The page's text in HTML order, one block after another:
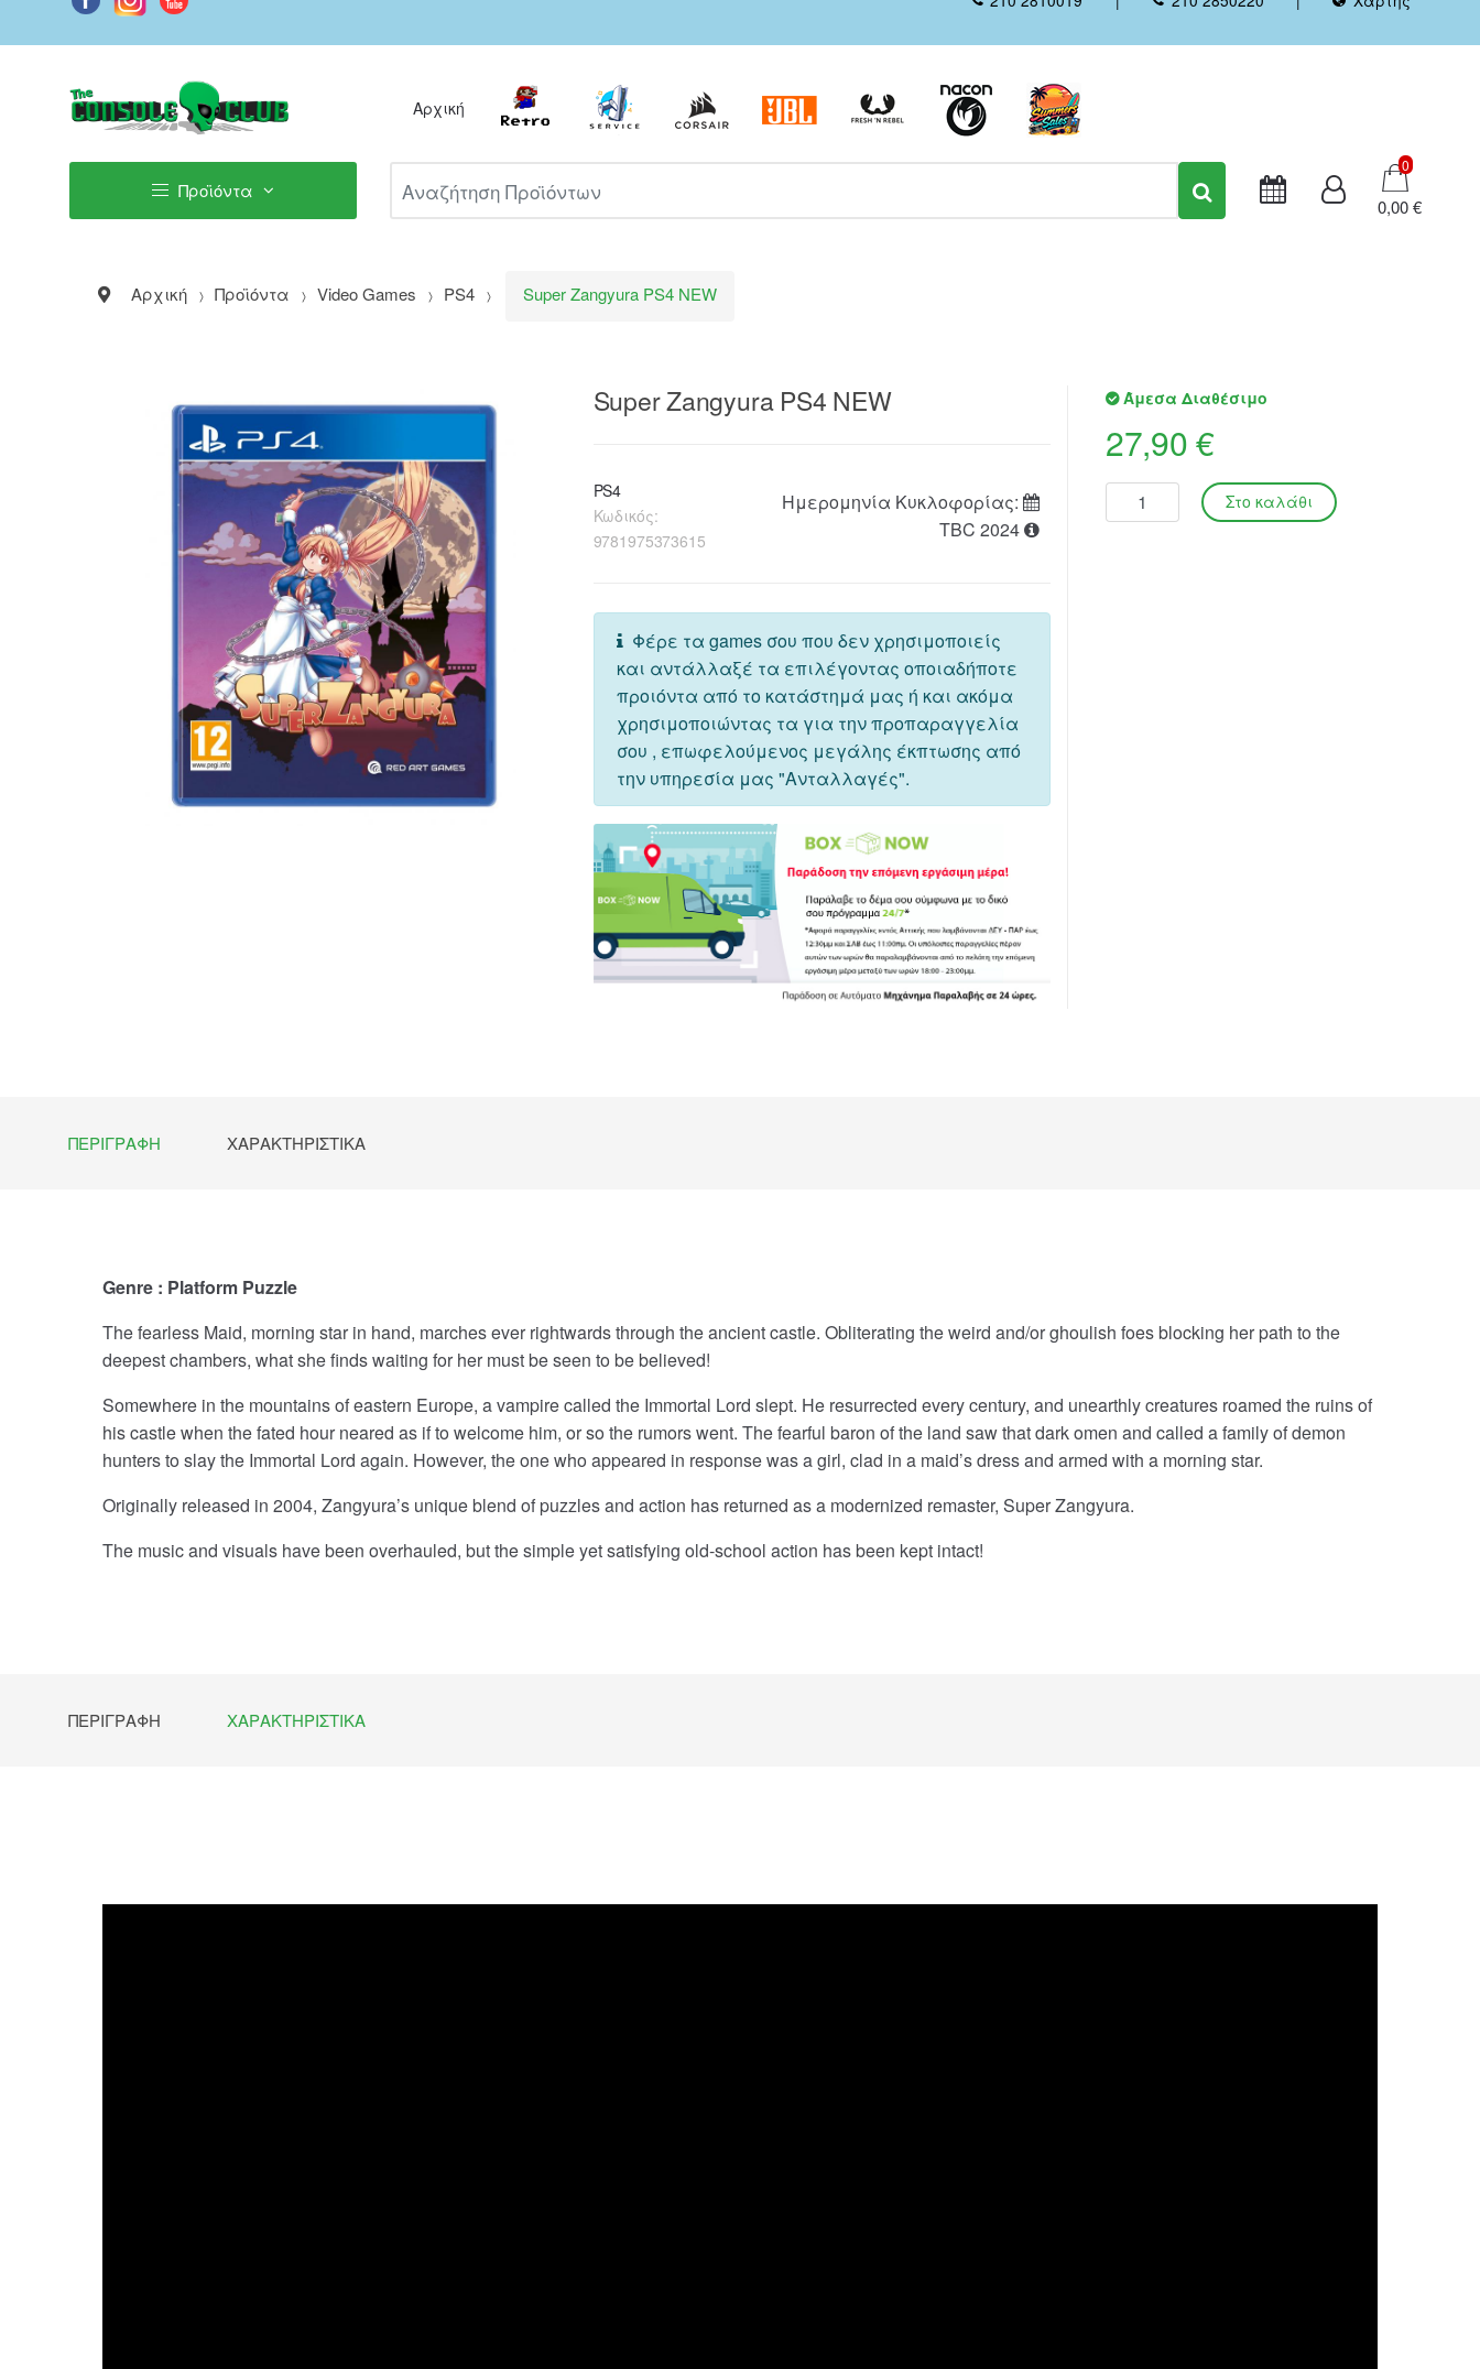
Αρχική
Προϊόντα
Καλάθι
0
0,00 €
Αρχική Προϊόντα Video Games PS4 Super Zangyura PS4 NEW
Super Zangyura PS4 NEW
PS4
Κωδικός:
9781975373615
Ημερομηνία Κυκλοφορίας:
TBC 2024
Φέρε τα games σου που δεν χρησιμοποιείς
και αντάλλαξέ τα επιλέγοντας οποιαδήποτε
προιόντα από το κατάστημά μας ή και ακόμα
χρησιμοποιώντας τα για την προπαραγγελία
σου , επωφελούμενος μεγάλης έκπτωσης από
την υπηρεσία μας "Ανταλλαγές".
Άμεσα Διαθέσιμο
27,90 €
ΠΕΡΙΓΡΑΦΉ ΧΑΡΑΚΤΗΡΙΣΤΙΚΆ
Genre : Platform Puzzle
The fearless Maid, morning star in hand, marches ever rightwards through the ancient castle. Obliterating the weird and/or ghoulish foes blocking her path to the
deepest chambers, what she finds waiting for her must be seen to be believed!
Somewhere in the mountains of eastern Europe, a vampire called the Immortal Lord slept. He resurrected every century, and unearthly creatures roamed the ruins of
his castle when the fated hour neared as if to welcome him, or so the rumors went. The fearful baron of the land saw that dark omen and called a family of demon
hunters to slay the Immortal Lord again. However, the one who appeared in response was a girl, clad in a maid’s dress and armed with a morning star.
Originally released in 2004, Zangyura’s unique blend of puzzles and action has returned as a modernized remaster, Super Zangyura.
The music and visuals have been overhauled, but the simple yet satisfying old-school action has been kept intact!
ΠΕΡΙΓΡΑΦΉ ΧΑΡΑΚΤΗΡΙΣΤΙΚΆ